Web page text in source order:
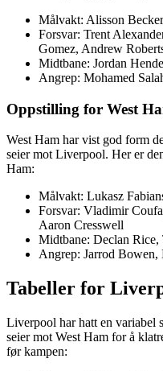
Målvakt: Alisson Becker
Forsvar: Trent
Gomez, Andrew
Midtbane: Jordan
Angrep: Mohamed
Oppstilling for West
West Ham har vist god form
seier mot Liverpool. Her er
Ham:
Målvakt: Lukasz
Forsvar: Vladimir
Aaron Cresswell
Midtbane: Declan Rice,
Angrep: Jarrod
Tabeller for
Liverpool har hatt en variabel
seier mot West Ham for å
før kampen: